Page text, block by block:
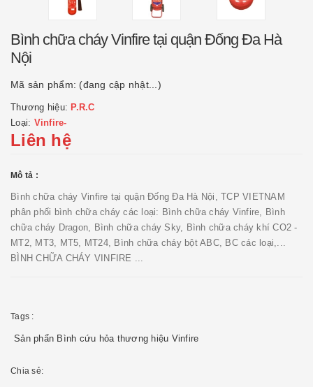
Bình chữa cháy Vinfire tại quận Đống Đa Hà
Nội
Mã sản phẩm: (đang cập nhật...)
Thương hiệu: P.R.C
Loại: Vinfire-
Liên hệ
Mô tả :
Bình chữa cháy Vinfire tại quận Đống Đa Hà Nội, TCP VIETNAM
phân phối bình chữa cháy các loại: Bình chữa cháy Vinfire, Bình
chữa cháy Dragon, Bình chữa cháy Sky, Bình chữa cháy khí CO2 -
MT2, MT3, MT5, MT24, Bình chữa cháy bột ABC, BC các loại,...
BÌNH CHỮA CHÁY VINFIRE ...
Tags :
Sản phẩn Bình cứu hỏa thương hiệu Vinfire
Chia sẻ: